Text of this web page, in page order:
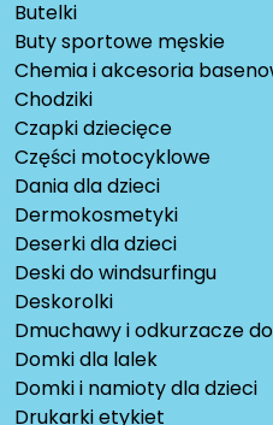
Butelki
Buty sportowe męskie
Chemia i akcesoria
Chodziki
Czapki dziecięce
Części motocyklowe
Dania dla dzieci
Dermokosmetyki
Deserki dla dzieci
Deski do windsurfingu
Deskorolki
Dmuchawy i odkurzacze
Domki dla lalek
Domki i namioty dla dzieci
Drukarki etykiet